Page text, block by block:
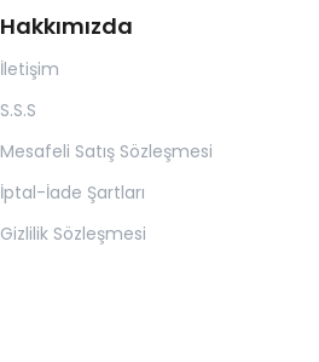
Hakkımızda
İletişim
S.S.S
Mesafeli Satış Sözleşmesi
İptal-İade Şartları
Gizlilik Sözleşmesi